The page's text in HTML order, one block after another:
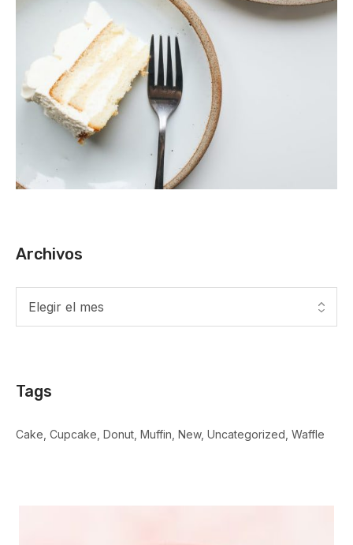
Archivos
Tags
Cake Cupcake Donut Muffin New Uncategorized Waffle